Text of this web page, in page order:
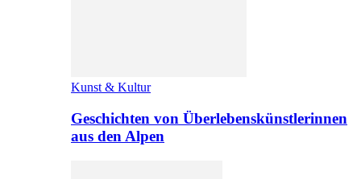
Kunst & Kultur
Geschichten von Überlebenskünstlerinnen
aus den Alpen